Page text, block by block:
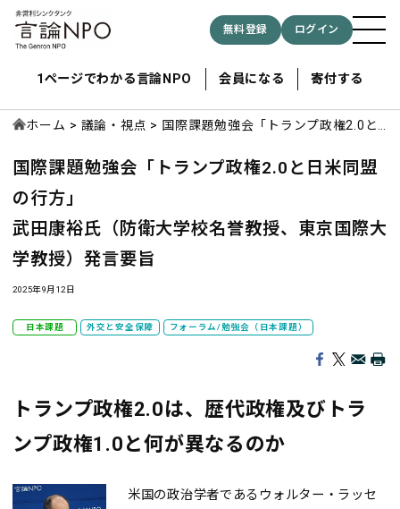
無料登録 ログイン
1ページでわかる言論NPO 会員になる 寄付する
検索
ホーム 議論・視点
国際課題勉強会「トランプ政権2.0と
大学校名誉教授、東京国際大学教授）
国際課題勉強会「トランプ政権2.0と日米同盟
の行方」
武田康裕氏（防衛大学校名誉教授、東京国際大
学教授）発言要旨
2025年9月12日
日本課題 外交と安全保障 フォーラム/勉強会（日本課題）
トランプ政権2.0は、歴代政権及びトラ
ンプ政権1.0と何が異なるのか
米国の政治学者であるウォルター・ラッセ